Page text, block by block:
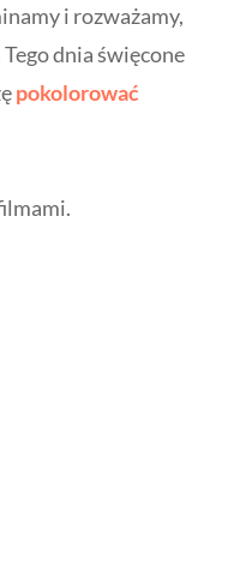
i rozważamy,
Tego dnia święcone
pokolorować